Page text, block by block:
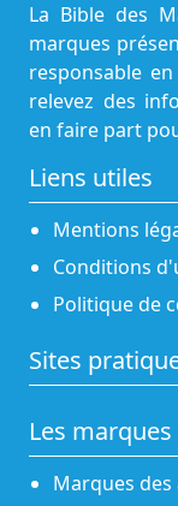
La Bible des
marques
responsable
relevez des
en faire part
Liens utiles
Mentions
Conditions
Politique de
Sites
Les
Marques des